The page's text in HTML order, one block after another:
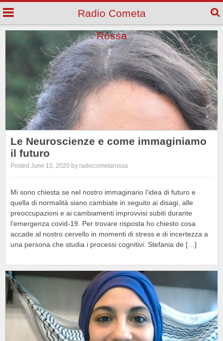
Radio Cometa
Rossa
Le Neuroscienze e come immaginiamo
il futuro
Posted June 15, 2020 by radiocometarossa
Mi sono chiesta se nel nostro immaginario l’idea di futuro e
quella di normalità siano cambiate in seguito ai disagi, alle
preoccupazioni e ai cambiamenti improvvisi subiti durante
l’emergenza covid-19. Per trovare risposta ho chiesto cosa
accade al nostro cervello in momenti di stress e di incertezza a
una persona che studia i processi cognitivi. Stefania de […]